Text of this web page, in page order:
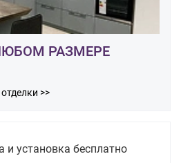
РАЗМЕРЕ
>>
и установка бесплатно